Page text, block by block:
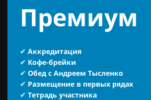
Премиум
✔ Аккредитация
✔ Кофе-брейки
✔ Обед с Андреем Тысленко
✔ Размещение в первых рядах
✔ Тетрадь участника